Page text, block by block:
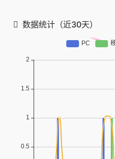
数据统计（近30天）